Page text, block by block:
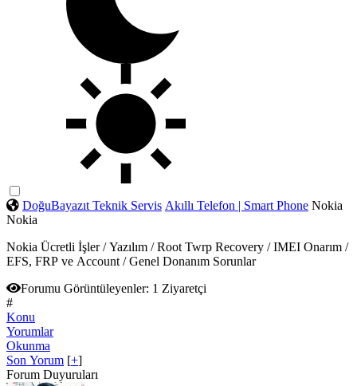
DoğuBayazıt Teknik Servis Akıllı Telefon | Smart Phone Nokia
Nokia
Nokia Ücretli İşler / Yazılım / Root Twrp Recovery / IMEI Onarım /
EFS, FRP ve Account / Genel Donanım Sorunlar
Forumu Görüntüleyenler: 1 Ziyaretçi
#
Konu
Yorumlar
Okunma
Son Yorum [+]
Forum Duyuruları